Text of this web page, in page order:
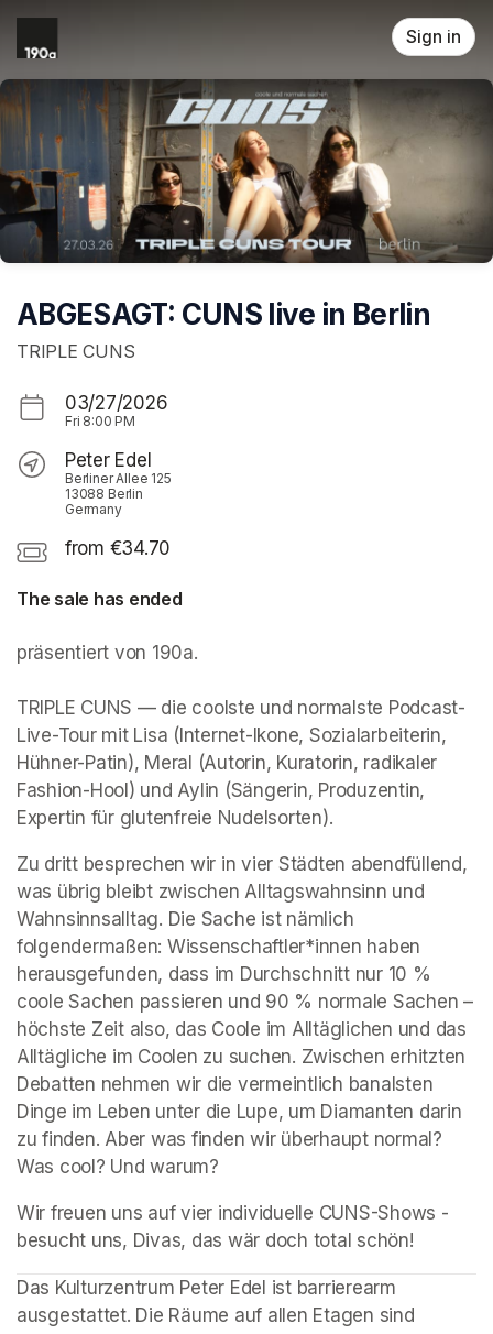
Skip header
Sign in
ABGESAGT: CUNS live in Berlin
TRIPLE CUNS
03/27/2026
Fri 8:00 PM
Peter Edel
Berliner Allee 125
13088 Berlin
Germany
from €34.70
The sale has ended
präsentiert von 190a.
TRIPLE CUNS — die coolste und normalste Podcast-
Live-Tour mit Lisa (Internet-Ikone, Sozialarbeiterin,
Hühner-Patin), Meral (Autorin, Kuratorin, radikaler
Fashion-Hool) und Aylin (Sängerin, Produzentin,
Expertin für glutenfreie Nudelsorten).
Zu dritt besprechen wir in vier Städten abendfüllend,
was übrig bleibt zwischen Alltagswahnsinn und
Wahnsinnsalltag. Die Sache ist nämlich
folgendermaßen: Wissenschaftler*innen haben
herausgefunden, dass im Durchschnitt nur 10 %
coole Sachen passieren und 90 % normale Sachen –
höchste Zeit also, das Coole im Alltäglichen und das
Alltägliche im Coolen zu suchen. Zwischen erhitzten
Debatten nehmen wir die vermeintlich banalsten
Dinge im Leben unter die Lupe, um Diamanten darin
zu finden. Aber was finden wir überhaupt normal?
Was cool? Und warum?
Wir freuen uns auf vier individuelle CUNS-Shows -
besucht uns, Divas, das wär doch total schön!
(opens in a new tab)
(opens in a new tab)
(opens in a new tab)
(opens in a new tab)
(opens in a new tab)
(opens in a new tab)
Das Kulturzentrum Peter Edel ist barrierearm
ausgestattet. Die Räume auf allen Etagen sind